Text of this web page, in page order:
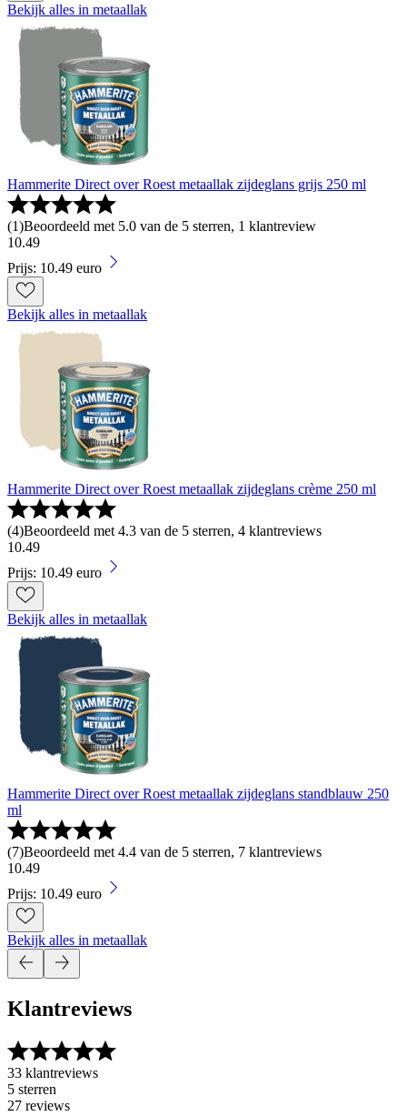
Bekijk alles in metaallak
Hammerite Direct over Roest metaallak zijdeglans grijs 250 ml
(1)Beoordeeld met 5.0 van de 5 sterren, 1 klantreview
10.49
Prijs: 10.49 euro
Bekijk alles in metaallak
Hammerite Direct over Roest metaallak zijdeglans crème 250 ml
(4)Beoordeeld met 4.3 van de 5 sterren, 4 klantreviews
10.49
Prijs: 10.49 euro
Bekijk alles in metaallak
Hammerite Direct over Roest metaallak zijdeglans standblauw 250
ml
(7)Beoordeeld met 4.4 van de 5 sterren, 7 klantreviews
10.49
Prijs: 10.49 euro
Bekijk alles in metaallak
Klantreviews
33 klantreviews
5 sterren
27 reviews